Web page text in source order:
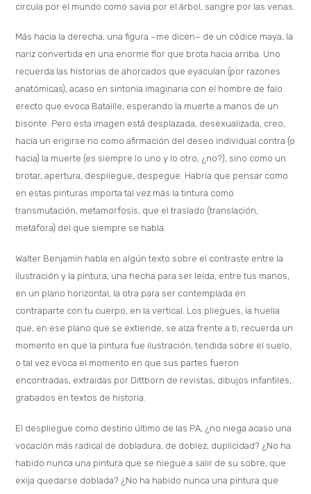
circula por el mundo como savia por el árbol, sangre por las venas.
Más hacia la derecha, una figura –me dicen– de un códice maya, la
nariz convertida en una enorme flor que brota hacia arriba. Uno
recuerda las historias de ahorcados que eyaculan (por razones
anatómicas), acaso en sintonía imaginaria con el hombre de falo
erecto que evoca Bataille, esperando la muerte a manos de un
bisonte. Pero esta imagen está desplazada, desexualizada, creo,
hacia un erigirse no como afirmación del deseo individual contra (o
hacia) la muerte (es siempre lo uno y lo otro, ¿no?), sino como un
brotar, apertura, despliegue, despegue. Habría que pensar como
en estas pinturas importa tal vez más la tintura como
transmutación, metamorfosis, que el traslado (translación,
metáfora) del que siempre se habla.
Walter Benjamin habla en algún texto sobre el contraste entre la
ilustración y la pintura, una hecha para ser leída, entre tus manos,
en un plano horizontal, la otra para ser contemplada en
contraparte con tu cuerpo, en la vertical. Los pliegues, la huella
que, en ese plano que se extiende, se alza frente a ti, recuerda un
momento en que la pintura fue ilustración, tendida sobre el suelo,
o tal vez evoca el momento en que sus partes fueron
encontradas, extraídas por Dittborn de revistas, dibujos infantiles,
grabados en textos de historia.
El despliegue como destino último de las PA, ¿no niega acaso una
vocación más radical de dobladura, de doblez, duplicidad? ¿No ha
habido nunca una pintura que se niegue a salir de su sobre, que
exija quedarse doblada? ¿No ha habido nunca una pintura que